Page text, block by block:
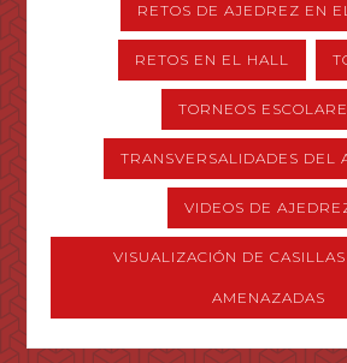
RETOS DE AJEDREZ EN
RETOS EN EL HALL
TORNEOS
TRANSVERSALIDADES DEL
VIDEOS DE
VISUALIZACIÓN DE
AMENAZADAS